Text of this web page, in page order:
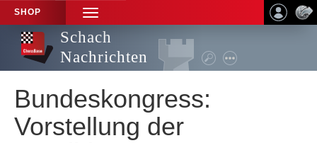
SHOP
TOGGLE
NAVIGATION
Schach
Nachrichten
Bundeskongress:
Vorstellung der